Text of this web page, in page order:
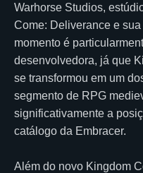
Warhorse Studios,
Come: Deliverance e
momento é
desenvolvedora, já que
se transformou em um
segmento de RPG
significativamente a
catálogo da Embracer.
Além do novo Kingdom